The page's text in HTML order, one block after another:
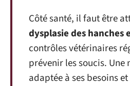
Côté santé, il faut être
dysplasie des hanches
contrôles vétérinaires
prévenir les soucis.
adaptée à ses besoins et